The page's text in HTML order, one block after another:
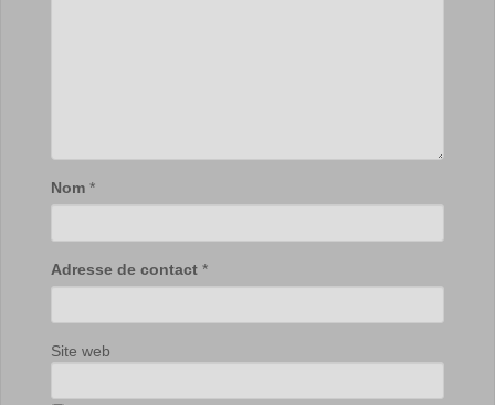
Nom *
Adresse de contact *
Site web